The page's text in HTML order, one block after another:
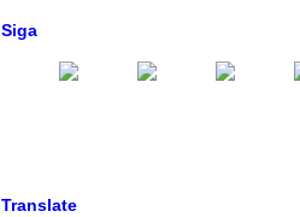
Siga
Translate